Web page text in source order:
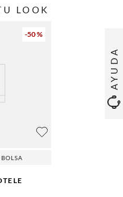
AYUDA
LOOK
-50 %